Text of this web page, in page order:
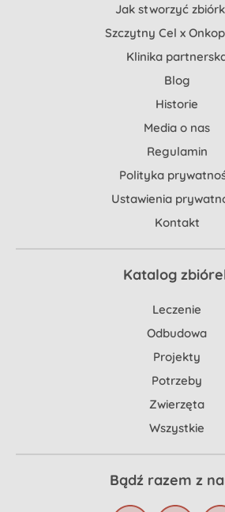
Jak stworzyć
Szczytny Cel x
Klinika
Blog
Historie
Media o nas
Regulamin
Polityka
Ustawienia
Kontakt
Katalog
Leczenie
Odbudowa
Projekty
Potrzeby
Zwierzęta
Wszystkie
Bądź razem z